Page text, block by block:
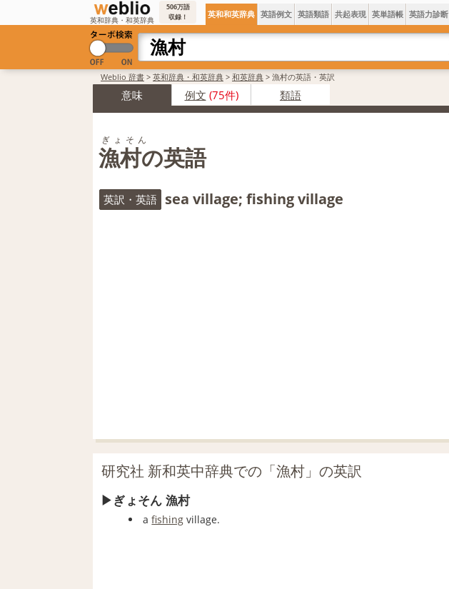
英和辞典・和英辞典
506万語
収録！
英和和英辞典 英語例文 英語類語 共起表現 英単語帳 英語力診断
Weblio 辞書 > 英和辞典・和英辞典 > 和英辞典 > 漁村の英語・英訳
意味 例文 (75件) 類語
漁村の英語
ぎょそん
英訳・英語 sea village; fishing village
研究社 新和英中辞典での「漁村」の英訳
ぎょそん 漁村
afishing village.